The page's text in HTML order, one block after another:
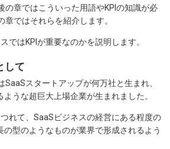
の章ではこういった用語やKPIの知識が必
ではそれらを紹介します。
ではKPIが重要なのかを説明します。
して
スタートアップが何万社と生まれ、
うな超巨大上場企業が生まれました。
れて、SaaSビジネスの経営にある程度の
型のようなものが業界で形成されるよう